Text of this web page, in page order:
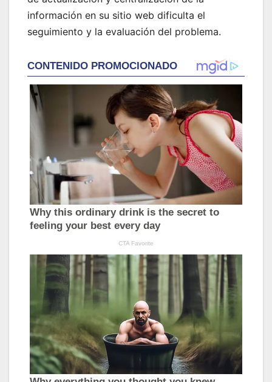
información en su sitio web dificulta el
seguimiento y la evaluación del problema.